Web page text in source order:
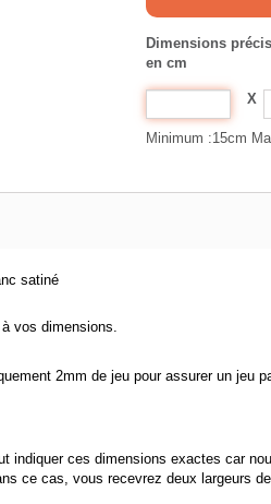
Dimensions
en cm
X
Minimum :15cm
satiné
vos dimensions.
2mm de jeu pour assurer un jeu
indiquer ces dimensions exactes car
ce cas, vous recevrez deux largeurs